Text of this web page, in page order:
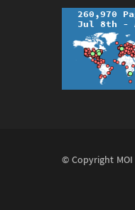
© Copyright MOI